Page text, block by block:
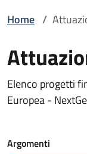
Home /
Elenco progetti
Europea -
Argomenti